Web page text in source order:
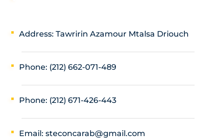
Address: Tawririn Azamour Mtalsa Driouch
Phone: (212) 662-071-489
Phone: (212) 671-426-443
Email: steconcarab@gmail.com